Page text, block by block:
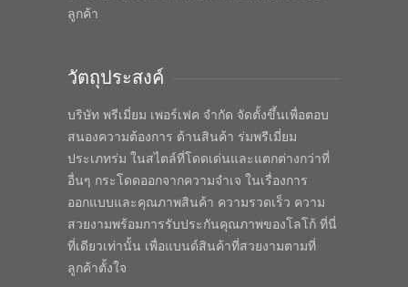
ลูกค้า
วัตถุประสงค์
บริษัท พรีเมี่ยม เพอร์เฟค จำกัด จัดตั้งขึ้นเพื่อตอบ
สนองความต้องการ ด้านสินค้า ร่มพรีเมี่ยม
ประเภทร่ม ในสไตล์ที่โดดเด่นและแตกต่างกว่าที่
อื่นๆ กระโดดออกจากความจำเจ ในเรื่องการ
ออกแบบและคุณภาพสินค้า ความรวดเร็ว ความ
สวยงามพร้อมการรับประกันคุณภาพของโลโก้ ที่นี่
ที่เดียวเท่านั้น เพื่อแบนด์สินค้าที่สวยงามตามที่
ลูกค้าตั้งใจ